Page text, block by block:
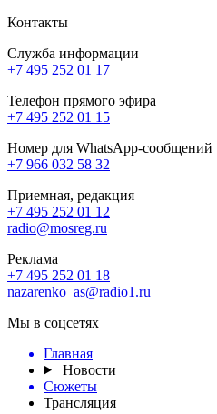
Контакты
Служба информации
+7 495 252 01 17
Телефон прямого эфира
+7 495 252 01 15
Номер для WhatsApp-сообщений
+7 966 032 58 32
Приемная, редакция
+7 495 252 01 12
radio@mosreg.ru
Реклама
+7 495 252 01 18
nazarenko_as@radio1.ru
Мы в соцсетях
Главная
Новости
Сюжеты
Трансляция